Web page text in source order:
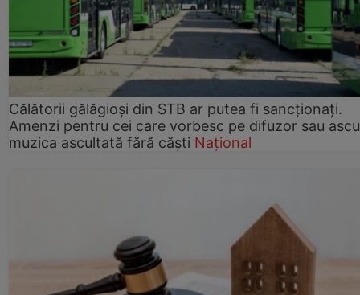
Călătorii gălăgioși din STB ar putea fi sancționați.
Amenzi pentru cei care vorbesc pe difuzor sau
muzica ascultată fără căști Național